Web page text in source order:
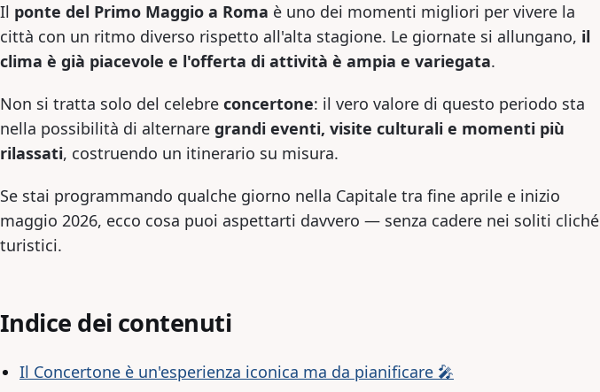
Il ponte del Primo Maggio a Roma è uno dei momenti migliori per vivere la
città con un ritmo diverso rispetto all'alta stagione. Le giornate si allungano, il
clima è già piacevole e l'offerta di attività è ampia e variegata.
Non si tratta solo del celebre concertone: il vero valore di questo periodo sta
nella possibilità di alternare grandi eventi, visite culturali e momenti più
rilassati, costruendo un itinerario su misura.
Se stai programmando qualche giorno nella Capitale tra fine aprile e inizio
maggio 2026, ecco cosa puoi aspettarti davvero — senza cadere nei soliti cliché
turistici.
Indice dei contenuti
Il Concertone è un'esperienza iconica ma da pianificare 🎤